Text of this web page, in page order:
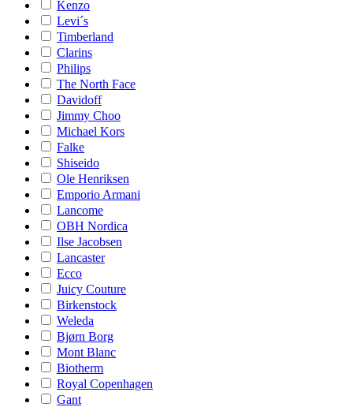
Kenzo
Levi´s
Timberland
Clarins
Philips
The North Face
Davidoff
Jimmy Choo
Michael Kors
Falke
Shiseido
Ole Henriksen
Emporio Armani
Lancome
OBH Nordica
Ilse Jacobsen
Lancaster
Ecco
Juicy Couture
Birkenstock
Weleda
Bjørn Borg
Mont Blanc
Biotherm
Royal Copenhagen
Gant